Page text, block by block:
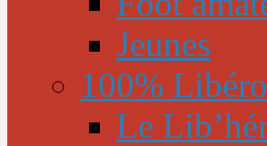
Jeunes
100% Libéro
Le